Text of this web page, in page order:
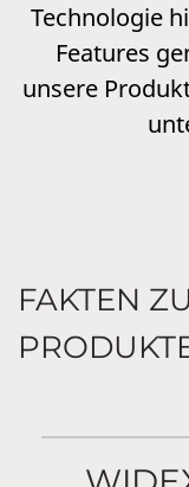
Technologie
Features
unsere
FAKTEN